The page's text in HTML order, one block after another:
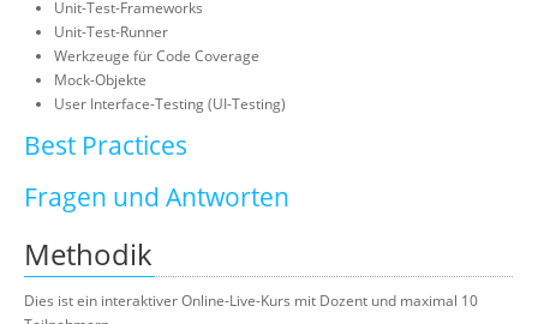
Unit-Test-Frameworks
Unit-Test-Runner
Werkzeuge für Code Coverage
Mock-Objekte
User Interface-Testing (UI-Testing)
Best Practices
Fragen und Antworten
Methodik
Dies ist ein interaktiver Online-Live-Kurs mit Dozent und maximal 10